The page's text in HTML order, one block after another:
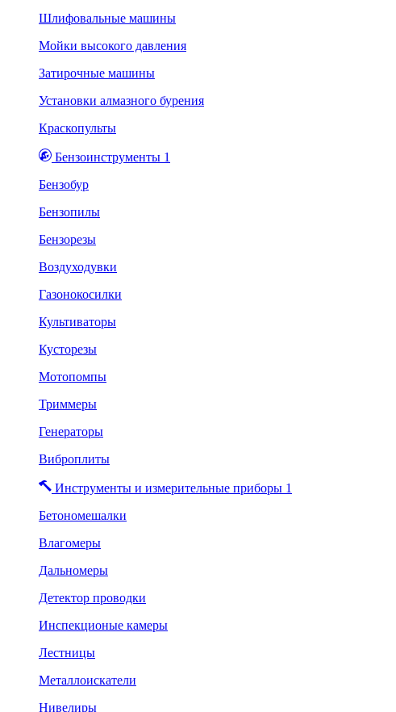
Шлифовальные машины
Мойки высокого давления
Затирочные машины
Установки алмазного бурения
Краскопульты
Бензоинструменты 1
Бензобур
Бензопилы
Бензорезы
Воздуходувки
Газонокосилки
Культиваторы
Кусторезы
Мотопомпы
Триммеры
Генераторы
Виброплиты
Инструменты и измерительные приборы 1
Бетономешалки
Влагомеры
Дальномеры
Детектор проводки
Инспекционые камеры
Лестницы
Металлоискатели
Нивелиры